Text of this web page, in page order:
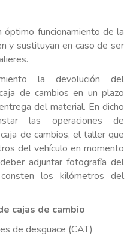
óptimo funcionamiento de la
y sustituyan en caso de ser
la devolución del
de cambios en un plazo
del material. En dicho
las operaciones de
de cambios, el taller que
del vehículo en momento
adjuntar fotografía del
los kilómetros del
cajas de cambio
de desguace (CAT)